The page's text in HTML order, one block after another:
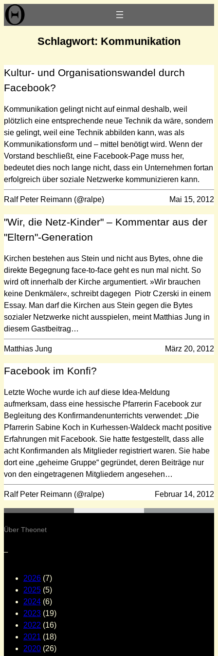
Zum
Inhalt
Schlagwort: Kommunikation
Kultur- und Organisationswandel durch
Facebook?
Kommunikation gelingt nicht auf einmal deshalb, weil
plötzlich eine entsprechende neue Technik da wäre, sondern
sie gelingt, weil eine Technik abbilden kann, was als
Kommunikationsform und – mittel benötigt wird. Wenn der
Vorstand beschließt, eine Facebook-Page muss her,
bedeutet dies noch lange nicht, dass ein Unternehmen fortan
erfolgreich über soziale Netzwerke kommunizieren kann.
Ralf Peter Reimann (@ralpe) Mai 15, 2012
"Wir, die Netz-Kinder" – Kommentar aus der
"Eltern"-Generation
Kirchen bestehen aus Stein und nicht aus Bytes, ohne die
direkte Begegnung face-to-face geht es nun mal nicht. So
wird oft innerhalb der Kirche argumentiert. »Wir brauchen
keine Denkmäler«, schreibt dagegen Piotr Czerski in einem
Essay. Man darf die Kirchen aus Stein gegen die Bytes
sozialer Netzwerke nicht ausspielen, meint Matthias Jung in
diesem Gastbeitrag…
Matthias Jung März 20, 2012
Facebook im Konfi?
Letzte Woche wurde ich auf diese Idea-Meldung
aufmerksam, dass eine hessische Pfarrerin Facebook zur
Begleitung des Konfirmandenunterrichts verwendet: „Die
Pfarrerin Sabine Koch in Kurhessen-Waldeck macht positive
Erfahrungen mit Facebook. Sie hatte festgestellt, dass alle
acht Konfirmanden als Mitglieder registriert waren. Sie habe
dort eine „geheime Gruppe“ gegründet, deren Beiträge nur
von den eingetragenen Mitgliedern angesehen…
Ralf Peter Reimann (@ralpe) Februar 14, 2012
Über Theonet
–
2026 (7)
2025 (5)
2024 (6)
2023 (19)
2022 (16)
2021 (18)
2020 (26)